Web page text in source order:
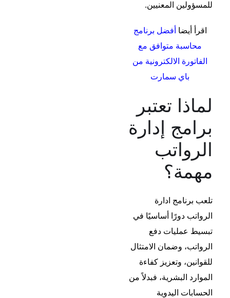
للمسؤولين المعنيين.
اقرأ أيضا أفضل برنامج
محاسبة متوافق مع
الفاتورة الالكترونية من
باي سمارت
لماذا تعتبر
برامج إدارة
الرواتب
مهمة؟
تلعب برنامج ادارة
الرواتب دورًا أساسيًا في
تبسيط عمليات دفع
الرواتب، وضمان الامتثال
للقوانين، وتعزيز كفاءة
الموارد البشرية، فبدلاً من
الحسابات اليدوية